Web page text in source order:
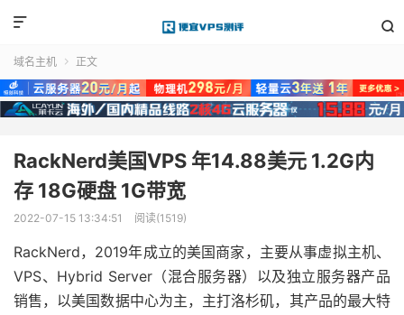


域名主机  正文
RackNerd美国VPS 年14.88美元 1.2G内
存 18G硬盘 1G带宽
2022-07-15 13:34:51 阅读(1519)
RackNerd，2019年成立的美国商家，主要从事虚拟主机、
VPS、Hybrid Server（混合服务器）以及独立服务器产品
销售，以美国数据中心为主，主打洛杉矶，其产品的最大特